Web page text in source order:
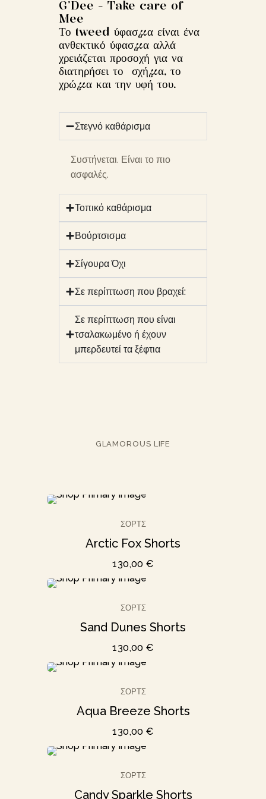
G’Dee - Take care of
Mee
Το tweed ύφασμα είναι ένα
ανθεκτικό ύφασμα αλλά
χρειάζεται προσοχή για να
διατηρήσει το σχήμα, το
χρώμα και την υφή του.
Στεγνό καθάρισμα
Συστήνεται. Είναι το πιο
ασφαλές.
Τοπικό καθάρισμα
Βούρτσισμα
Σίγουρα Όχι
Σε περίπτωση που βραχεί:
Σε περίπτωση που είναι
τσαλακωμένο ή έχουν
μπερδευτεί τα ξέφτια
GLAMOROUS LIFE
ΣΟΡΤΣ
Arctic Fox Shorts
130,00€
ΣΟΡΤΣ
Sand Dunes Shorts
130,00€
ΣΟΡΤΣ
Aqua Breeze Shorts
130,00€
ΣΟΡΤΣ
Candy Sparkle Shorts